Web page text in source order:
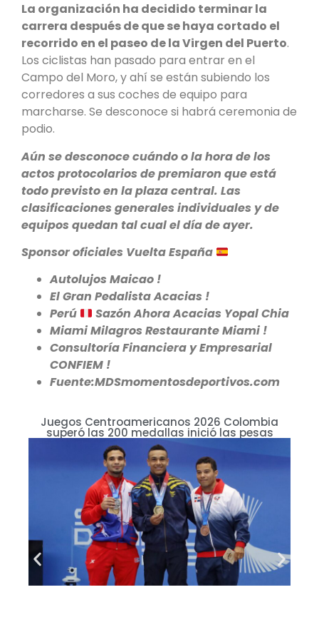
La organización ha decidido terminar la
carrera después de que se haya cortado el
recorrido en el paseo de la Virgen del Puerto.
Los ciclistas han pasado para entrar en el
Campo del Moro, y ahí se están subiendo los
corredores a sus coches de equipo para
marcharse. Se desconoce si habrá ceremonia de
podio.
Aún se desconoce cuándo o la hora de los
actos protocolarios de premiaron que está
todo previsto en la plaza central. Las
clasificaciones generales individuales y de
equipos quedan tal cual el día de ayer.
Sponsor oficiales Vuelta España
Autolujos Maicao !
El Gran Pedalista Acacias !
Perú
Sazón Ahora Acacias Yopal Chia
Miami Milagros Restaurante Miami !
Consultoría Financiera y Empresarial
CONFIEM !
Fuente:MDSmomentosdeportivos.com
Juegos Centroamericanos 2026 Colombia
superó las 200 medallas inició las pesas